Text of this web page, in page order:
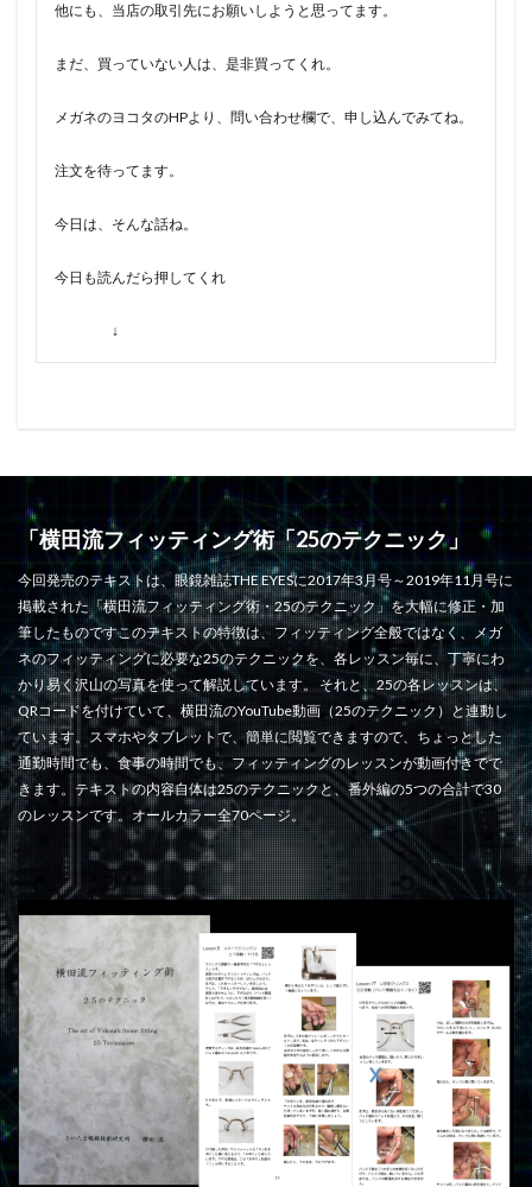
他にも、当店の取引先にお願いしようと思ってます。
まだ、買っていない人は、是非買ってくれ。
メガネのヨコタのHPより、問い合わせ欄で、申し込んでみてね。
注文を待ってます。
今日は、そんな話ね。
今日も読んだら押してくれ
↓
「横田流フィッティング術「25のテクニック」
今回発売のテキストは、眼鏡雑誌THE EYESに2017年3月号～2019年11月号に
掲載された「横田流フィッティング術・25のテクニック」を大幅に修正・加
筆したものですこのテキストの特徴は、フィッティング全般ではなく、メガ
ネのフィッティングに必要な25のテクニックを、各レッスン毎に、丁寧にわ
かり易く沢山の写真を使って解説しています。 それと、25の各レッスンは、
QRコードを付けていて、横田流のYouTube動画（25のテクニック）と連動し
ています。スマホやタブレットで、簡単に閲覧できますので、ちょっとした
通勤時間でも、食事の時間でも、フィッティングのレッスンが動画付きでで
きます。テキストの内容自体は25のテクニックと、番外編の5つの合計で30
のレッスンです。オールカラー全70ページ。